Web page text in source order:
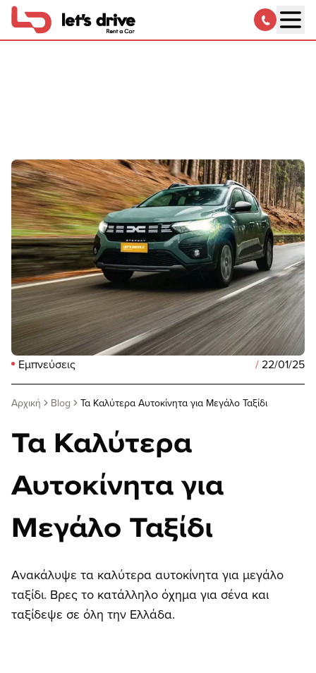
Εμπνεύσεις /22/01/25
Αρχική Blog Τα Καλύτερα Αυτοκίνητα για Μεγάλο Ταξίδι
Τα Καλύτερα
Αυτοκίνητα για
Μεγάλο Ταξίδι
Ανακάλυψε τα καλύτερα αυτοκίνητα για μεγάλο
ταξίδι. Βρες το κατάλληλο όχημα για σένα και
ταξίδεψε σε όλη την Ελλάδα.